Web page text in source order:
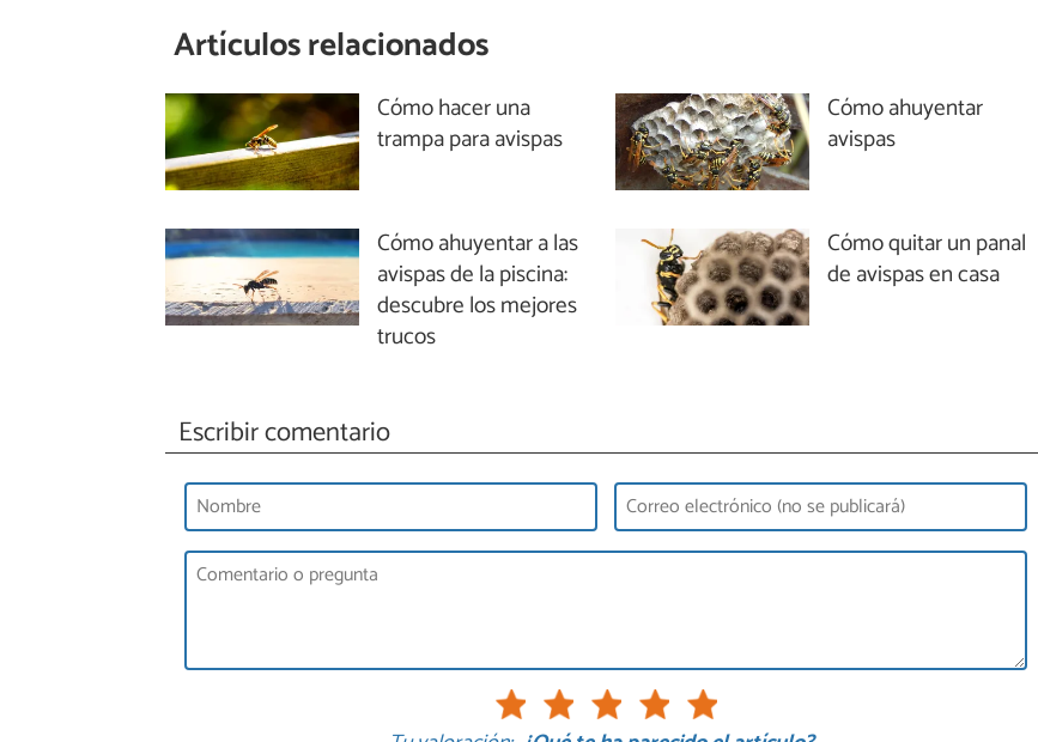
Artículos relacionados
Cómo hacer una
trampa para avispas
Cómo ahuyentar
avispas
Cómo ahuyentar a las
avispas de la piscina:
descubre los mejores
trucos
Cómo quitar un panal
de avispas en casa
Escribir comentario